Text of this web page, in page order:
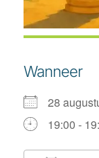
Wanneer
28
19:00 -